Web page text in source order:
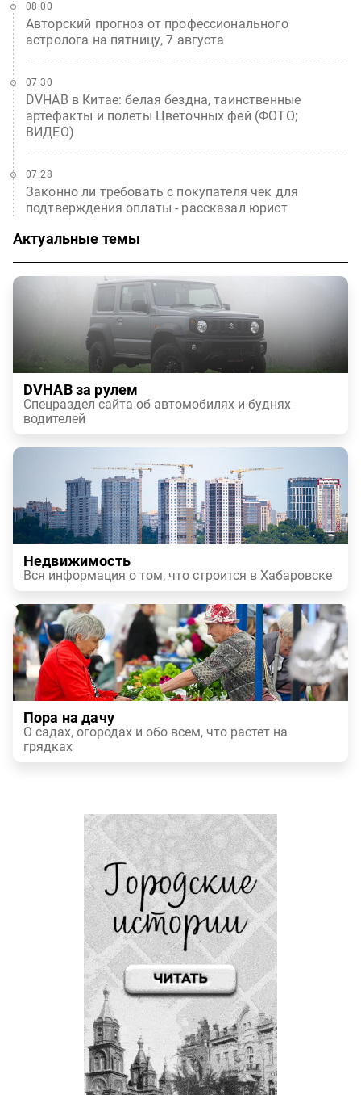
Авторский прогноз от профессионального
астролога на пятницу, 7 августа
08:00
DVHAB в Китае: белая бездна, таинственные
артефакты и полеты Цветочных фей (ФОТО;
ВИДЕО)
07:30
Законно ли требовать с покупателя чек для
подтверждения оплаты - рассказал юрист
07:28
Актуальные темы
DVHAB за рулем
Спецраздел сайта об автомобилях и буднях
водителей
Недвижимость
Вся информация о том, что строится в Хабаровске
Пора на дачу
О садах, огородах и обо всем, что растет на
грядках